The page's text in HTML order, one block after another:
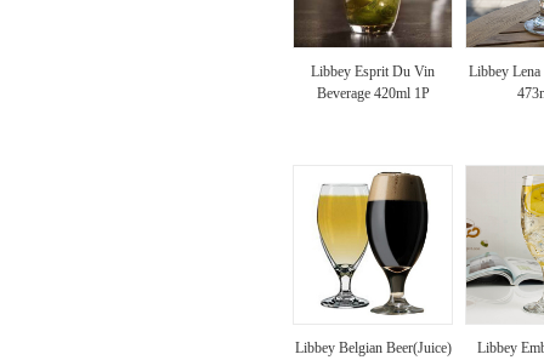
Libbey Esprit Du Vin
Beverage 420ml 1P
Libbey Lena
Libbey Belgian Beer(Juice)
Libbey